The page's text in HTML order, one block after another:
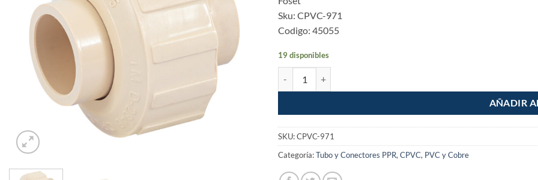
Sku: CPVC-971
Codigo: 45055
19 disponibles
AÑADIR
SKU:CPVC-971
Categoría:Tubo y Conectores PPR, CPVC, PVC y Cobre